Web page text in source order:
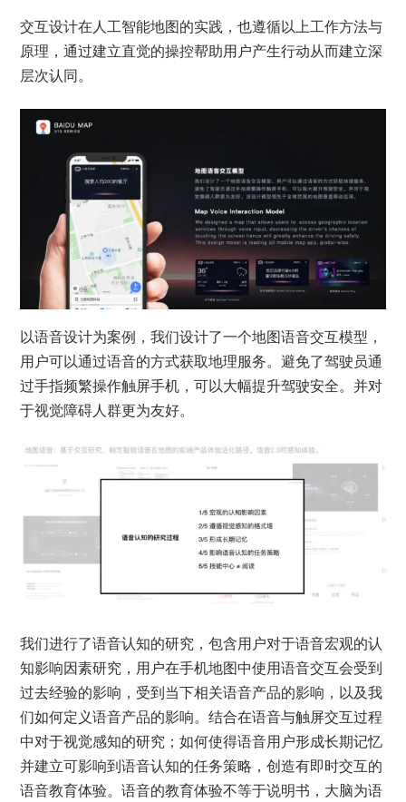
交互设计在人工智能地图的实践，也遵循以上工作方法与
原理，通过建立直觉的操控帮助用户产生行动从而建立深
层次认同。
以语音设计为案例，我们设计了一个地图语音交互模型，
用户可以通过语音的方式获取地理服务。避免了驾驶员通
过手指频繁操作触屏手机，可以大幅提升驾驶安全。并对
于视觉障碍人群更为友好。
我们进行了语音认知的研究，包含用户对于语音宏观的认
知影响因素研究，用户在手机地图中使用语音交互会受到
过去经验的影响，受到当下相关语音产品的影响，以及我
们如何定义语音产品的影响。结合在语音与触屏交互过程
中对于视觉感知的研究；如何使得语音用户形成长期记忆
并建立可影响到语音认知的任务策略，创造有即时交互的
语音教育体验。语音的教育体验不等于说明书，大脑为语